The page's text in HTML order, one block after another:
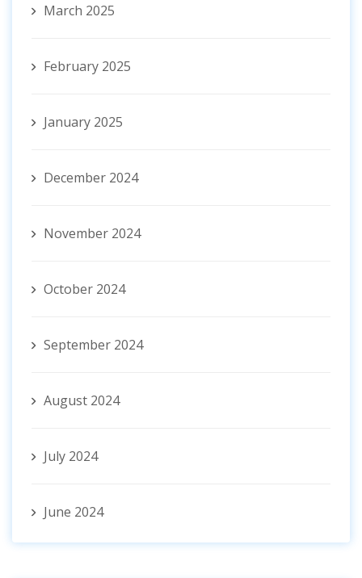
March 2025
February 2025
January 2025
December 2024
November 2024
October 2024
September 2024
August 2024
July 2024
June 2024